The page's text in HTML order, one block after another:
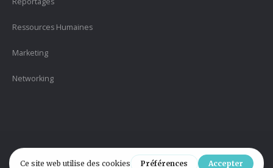
Ressources Humaines
Marketing
Networking
Version 2.1 | Politique de confidentialité| Designed by #HELPYmedia